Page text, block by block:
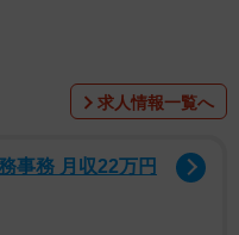
求人情報一覧へ
事務 月収22万円